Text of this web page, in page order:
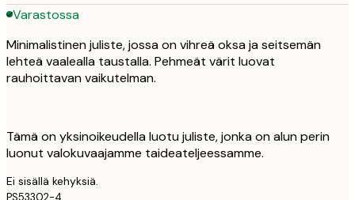
Varastossa
Minimalistinen juliste, jossa on vihreä oksa ja seitsemän
lehteä vaalealla taustalla. Pehmeät värit luovat
rauhoittavan vaikutelman.
Tämä on yksinoikeudella luotu juliste, jonka on alun perin
luonut valokuvaajamme taideateljeessamme.
Ei sisällä kehyksiä.